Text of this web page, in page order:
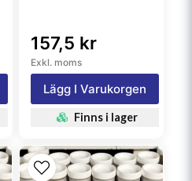
157,5 kr
Exkl. moms
Lägg I Varukorgen
Finns i lager